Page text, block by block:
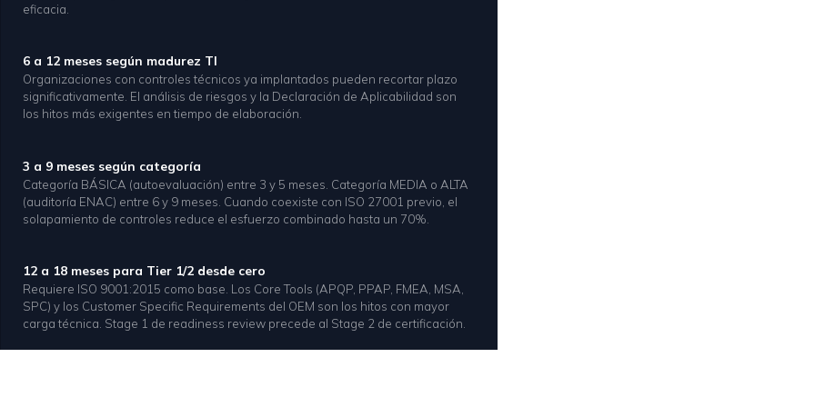
eficacia.
6 a 12 meses según madurez TI
Organizaciones con controles técnicos ya implantados pueden recortar plazo
significativamente. El análisis de riesgos y la Declaración de Aplicabilidad son
los hitos más exigentes en tiempo de elaboración.
3 a 9 meses según categoría
Categoría BÁSICA (autoevaluación) entre 3 y 5 meses. Categoría MEDIA o ALTA
(auditoría ENAC) entre 6 y 9 meses. Cuando coexiste con ISO 27001 previo, el
solapamiento de controles reduce el esfuerzo combinado hasta un 70%.
12 a 18 meses para Tier 1/2 desde cero
Requiere ISO 9001:2015 como base. Los Core Tools (APQP, PPAP, FMEA, MSA,
SPC) y los Customer Specific Requirements del OEM son los hitos con mayor
carga técnica. Stage 1 de readiness review precede al Stage 2 de certificación.